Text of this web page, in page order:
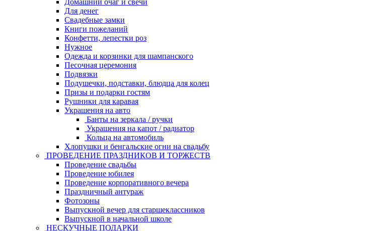
Домашний очаг и свечи
Для денег
Свадебные замки
Книги пожеланий
Конфетти, лепестки роз
Нужное
Одежда и корзинки для шампанского
Песочная церемония
Подвязки
Подушечки, подставки, блюдца для колец
Призы и подарки гостям
Рушники для каравая
Украшения на авто
Банты на зеркала / ручки
Украшения на капот / радиатор
Кольца на автомобиль
Хлопушки и бенгальские огни на свадьбу
ПРОВЕДЕНИЕ ПРАЗДНИКОВ И ТОРЖЕСТВ
Проведение свадьбы
Проведение юбилея
Проведение корпоративного вечера
Праздничный антураж
Фотозоны
Выпускной вечер для старшеклассников
Выпускной в начальной школе
НЕСКУЧНЫЕ ПОДАРКИ